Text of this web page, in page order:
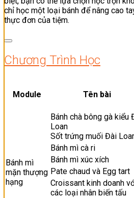
chỉ học một loại bánh để nâng cao
thực đơn của tiệm.
Chương Trình Học
Module Tên bài
Bánh mì
mặn thượng
hạng
Bánh chà bông gà kiểu
Loan
Sốt trứng muối Đài
Bánh mì cà ri
Bánh mì xúc xích
Pate chaud và Egg tart
Croissant kinh doanh
các loại nhân biến tấu